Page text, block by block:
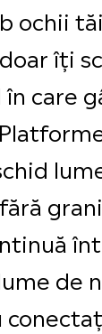
ochii
îți
care
de